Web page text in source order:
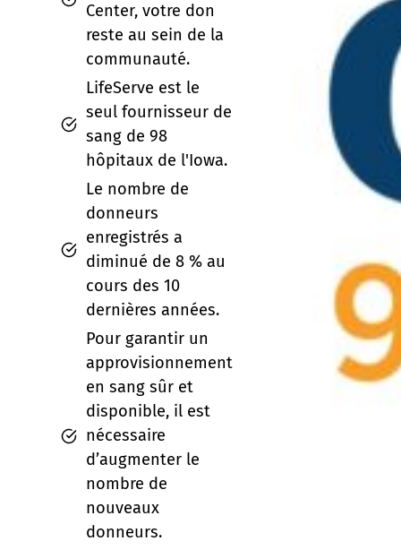
Center, votre don
reste au sein de la
communauté.
LifeServe est le
seul fournisseur de
sang de 98
hôpitaux de l'Iowa.
Le nombre de
donneurs
enregistrés a
diminué de 8 % au
cours des 10
dernières années.
Pour garantir un
approvisionnement
en sang sûr et
disponible, il est
nécessaire
d’augmenter le
nombre de
nouveaux
donneurs.